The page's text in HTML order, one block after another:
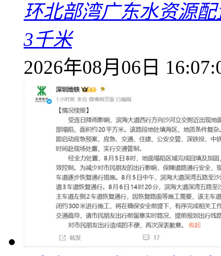
环北部湾广东水资源
3千米
2026年08月06日